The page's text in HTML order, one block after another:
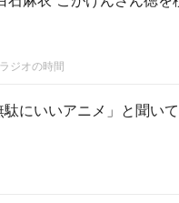
ジオの時間
駄にいいアニメ」と聞い